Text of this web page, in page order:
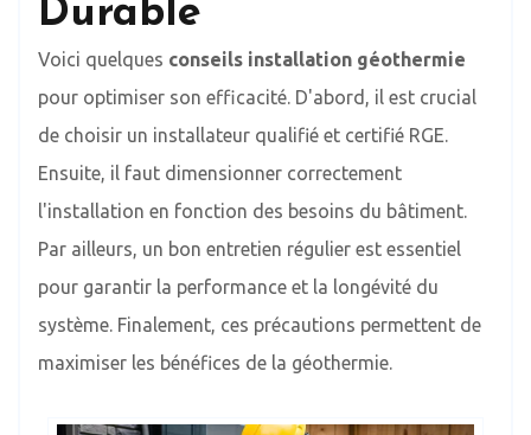
Durable
Voici quelques conseils installation géothermie
pour optimiser son efficacité. D'abord, il est crucial
de choisir un installateur qualifié et certifié RGE.
Ensuite, il faut dimensionner correctement
l'installation en fonction des besoins du bâtiment.
Par ailleurs, un bon entretien régulier est essentiel
pour garantir la performance et la longévité du
système. Finalement, ces précautions permettent de
maximiser les bénéfices de la géothermie.